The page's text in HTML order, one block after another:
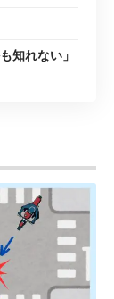
知れない」